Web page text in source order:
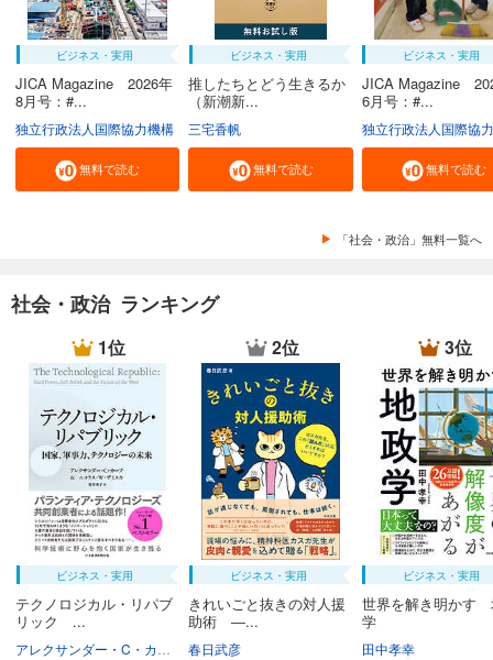
ビジネス・実用
JICA Magazine 2026年
8月号：#...
独立行政法人国際協力機構
無料で読む
ビジネス・実用
推したちとどう生きるか
（新潮新...
三宅香帆
無料で読む
ビジネス・実用
JICA Magazine
6月号：#...
独立行政法人国際協
無料で読む
「社会・政治」無料一覧へ
社会・政治 ランキング
1位
ビジネス・実用
テクノロジカル・リパブ
リック ...
ニコラス・W・ザミスカ 村井章子
2位
ビジネス・実用
きれいごと抜きの対人援
助術 ―...
春日武彦
3位
ビジネス・実用
世界を解き明かす
学
田中孝幸